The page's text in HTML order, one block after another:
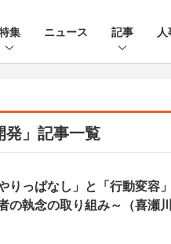
集 ニュース 記事
発」記事一覧
りっぱなし」と「行動変容
の執念の取り組み～（喜瀬